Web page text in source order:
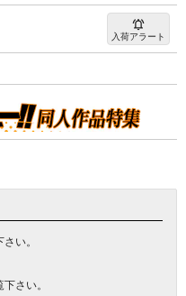
入荷アラート
い。
さい。